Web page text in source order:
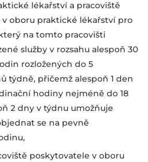
lékařství a pracoviště
oboru praktické lékařství pro
na tomto pracovišti
služby v rozsahu alespoň 30
rozložených do 5
týdně, přičemž alespoň 1 den
hodiny nejméně do 18
2 dny v týdnu umožňuje
se na pevně
poskytovatele v oboru